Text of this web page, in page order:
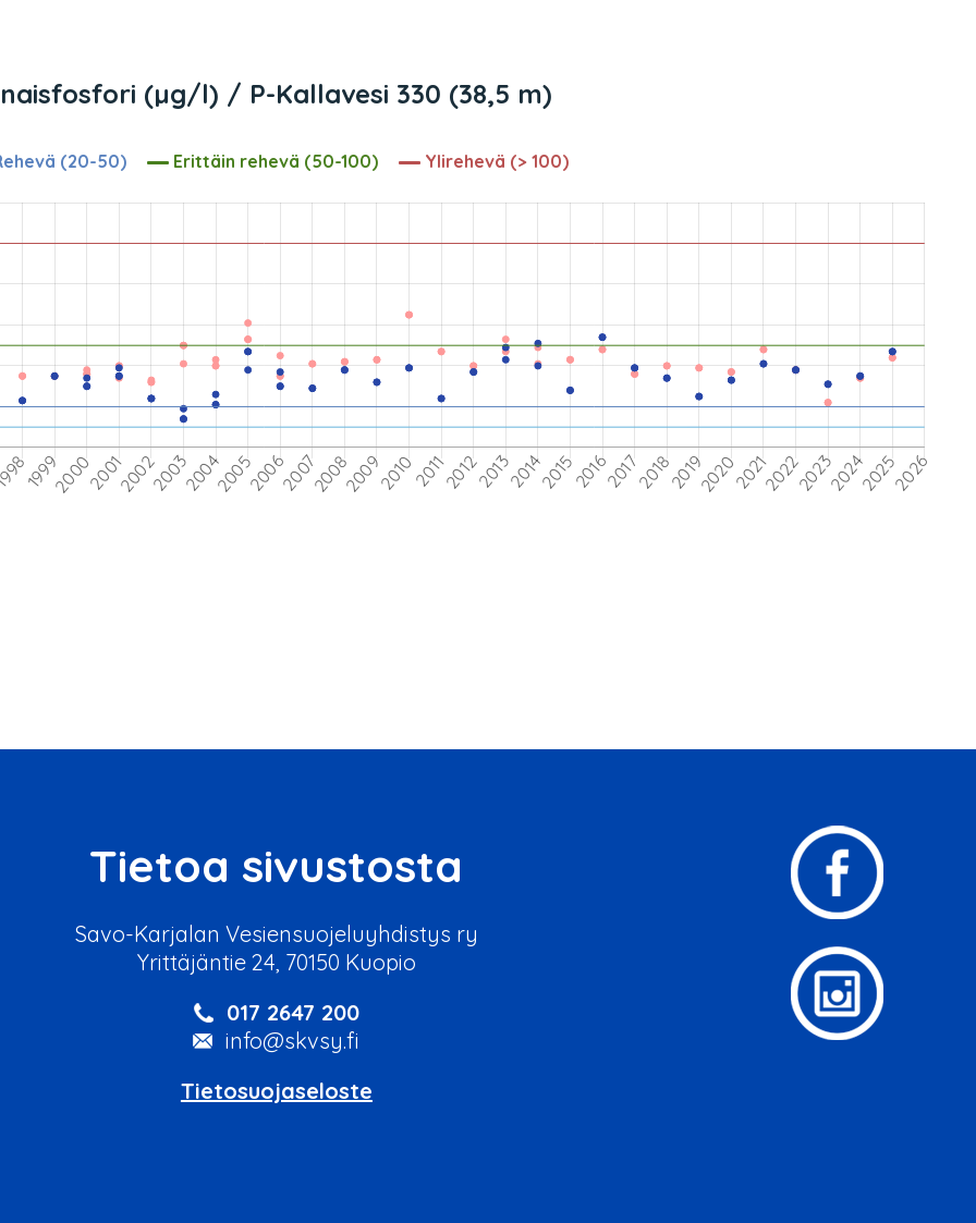
(µg/l) / P-Kallavesi 330 (38,5 m)
(20-50) Erittäin rehevä (50-100) Ylirehevä (> 100)
Tietoa sivustosta
Savo-Karjalan Vesiensuojeluyhdistys ry
Yrittäjäntie 24, 70150 Kuopio
017 2647 200
info@skvsy.fi
Tietosuojaseloste